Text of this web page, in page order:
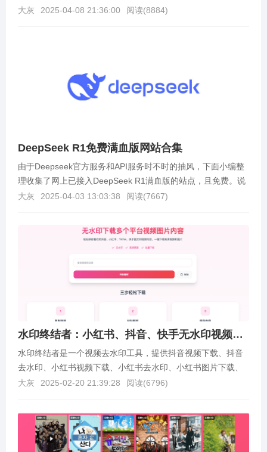
https://www.2rk.cc/
大灰 2025-04-08 21:36:00 阅读(8884)
DeepSeek R1免费满血版网站合集
由于Deepseek官方服务和API服务时不时的抽风，下面小编整
理收集了网上已接入DeepSeek R1满血版的站点，且免费。说
明：未对每个网站进行深度测试，请...
大灰 2025-04-03 13:03:38 阅读(7667)
水印终结者：小红书、抖音、快手无水印视频下载、图片图集下载
水印终结者是一个视频去水印工具，提供抖音视频下载、抖音
去水印、小红书视频下载、小红书去水印、小红书图片下载、
快手视频下载、快手去水印、tiktok 视频去水印等...
大灰 2025-02-20 21:39:28 阅读(6796)